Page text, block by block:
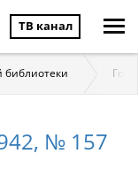
ТВ канал
библиотеки
№ 157